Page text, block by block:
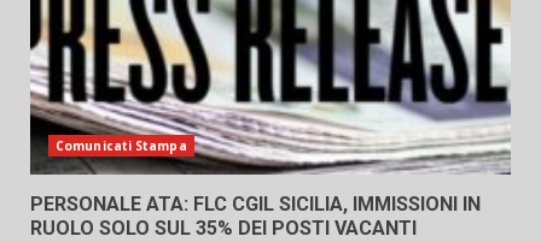
Comunicati Stampa
PERSONALE ATA: FLC CGIL SICILIA, IMMISSIONI IN
RUOLO SOLO SUL 35% DEI POSTI VACANTI